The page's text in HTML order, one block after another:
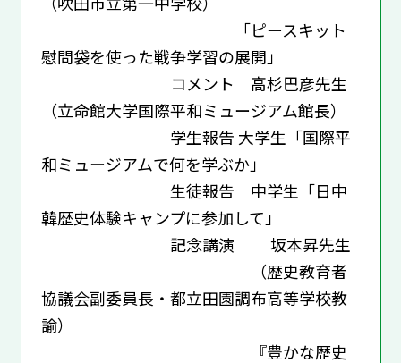
「ピースキット
慰問袋を使った戦争学習の展開」
コメント 高杉巴彦先生
（立命館大学国際平和ミュージアム館長）
学生報告 大学生「国際平
和ミュージアムで何を学ぶか」
生徒報告 中学生「日中
韓歴史体験キャンプに参加して」
記念講演 坂本昇先生
（歴史教育者
協議会副委員長・都立田園調布高等学校教
諭）
『豊かな歴史